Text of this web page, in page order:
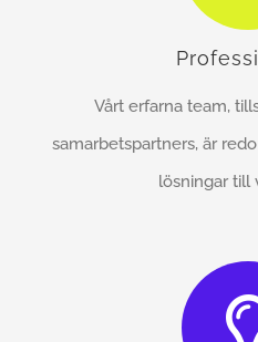
Vårt erfarna team,
samarbetspartners, är
lösningar till